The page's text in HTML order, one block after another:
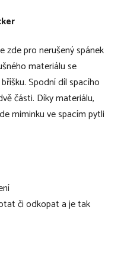
zde pro nerušený spánek
materiálu se
Spodní díl spacího
části. Díky materiálu,
miminku ve spacím pytli
či odkopat a je tak